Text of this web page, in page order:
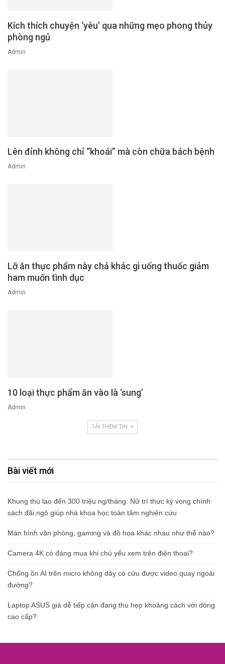
Kích thích chuyện ‘yêu’ qua những mẹo phong thủy
phòng ngủ
Admin
Lên đỉnh không chỉ “khoái” mà còn chữa bách bệnh
Admin
Lỡ ăn thực phẩm này chả khác gì uống thuốc giảm
ham muốn tình dục
Admin
10 loại thực phẩm ăn vào là ‘sung’
Admin
TẢI THÊM TIN
Bài viết mới
Khung thù lao đến 300 triệu ng/tháng: Nữ trí thức kỳ vọng chính
sách đãi ngộ giúp nhà khoa học toàn tâm nghiên cứu
Màn hình văn phòng, gaming và đồ họa khác nhau như thế nào?
Camera 4K có đáng mua khi chủ yếu xem trên điện thoại?
Chống ồn AI trên micro không dây có cứu được video quay ngoài
đường?
Laptop ASUS giá dễ tiếp cận đang thu hẹp khoảng cách với dòng
cao cấp?